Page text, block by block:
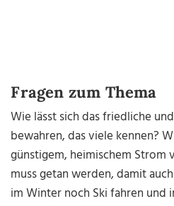
Fragen zum Thema
Wie lässt sich das friedliche
bewahren, das viele kennen?
günstigem, heimischem Strom
muss getan werden, damit
im Winter noch Ski fahren und